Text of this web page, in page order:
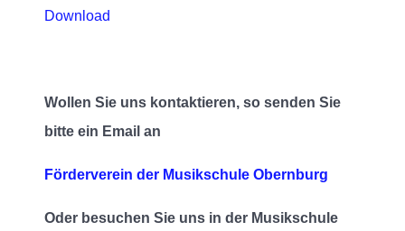
Download
Wollen Sie uns kontaktieren, so senden Sie
bitte ein Email an
Förderverein der Musikschule Obernburg
Oder besuchen Sie uns in der Musikschule